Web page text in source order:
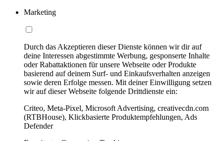
Marketing
Durch das Akzeptieren dieser Dienste können wir dir auf
deine Interessen abgestimmte Werbung, gesponserte Inhalte
oder Rabattaktionen für unsere Webseite oder Produkte
basierend auf deinem Surf- und Einkaufsverhalten anzeigen
sowie deren Erfolge messen. Mit deiner Einwilligung setzen
wir auf dieser Webseite folgende Drittdienste ein:
Criteo, Meta-Pixel, Microsoft Advertising, creativecdn.com
(RTBHouse), Klickbasierte Produktempfehlungen, Ads
Defender